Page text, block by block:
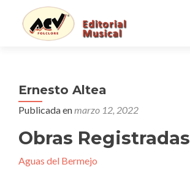
Ernesto Altea
Publicada enmarzo 12, 2022
Obras Registradas
Aguas del Bermejo